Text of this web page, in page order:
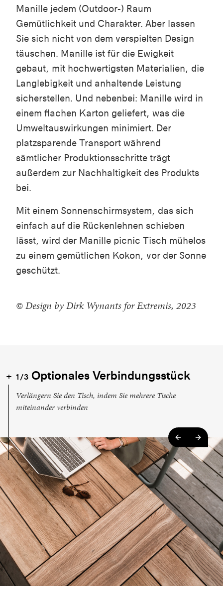
Manille jedem (Outdoor-) Raum
Gemütlichkeit und Charakter. Aber lassen
Sie sich nicht von dem verspielten Design
täuschen. Manille ist für die Ewigkeit
gebaut, mit hochwertigsten Materialien, die
Langlebigkeit und anhaltende Leistung
sicherstellen. Und nebenbei: Manille wird in
einem flachen Karton geliefert, was die
Umweltauswirkungen minimiert. Der
platzsparende Transport während
sämtlicher Produktionsschritte trägt
außerdem zur Nachhaltigkeit des Produkts
bei.
Mit einem Sonnenschirmsystem, das sich
einfach auf die Rückenlehnen schieben
lässt, wird der Manille picnic Tisch mühelos
zu einem gemütlichen Kokon, vor der Sonne
geschützt.
© Design by Dirk Wynants for Extremis, 2023
1/3 Optionales Verbindungsstück
Verlängern Sie den Tisch, indem Sie mehrere Tische
miteinander verbinden